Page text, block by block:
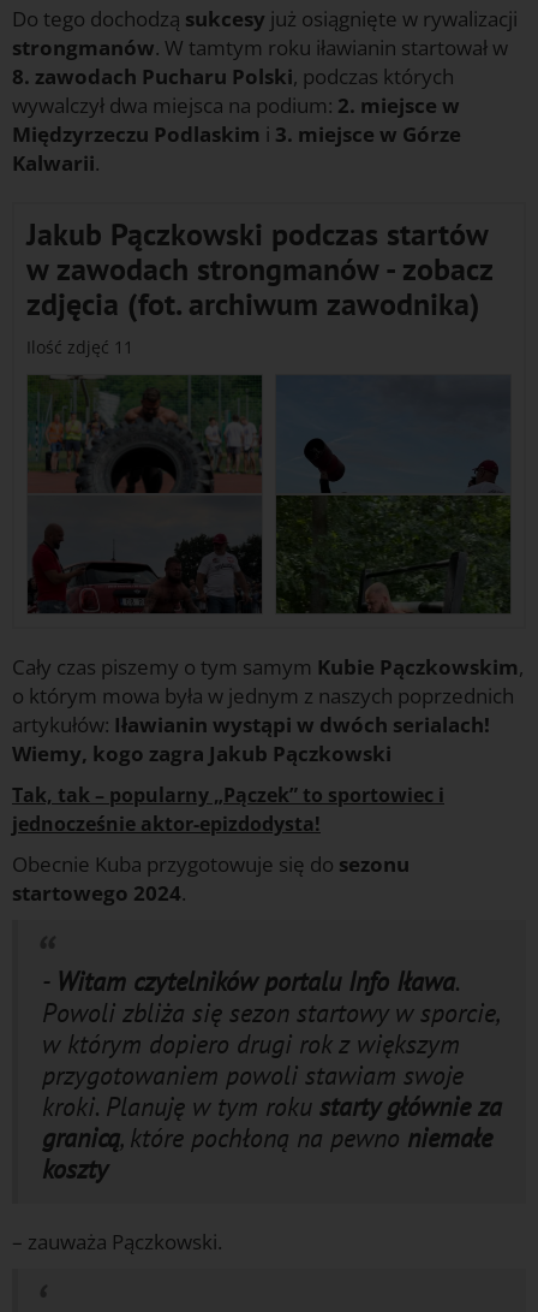
Do tego dochodzą sukcesy już osiągnięte w rywalizacji
strongmanów. W tamtym roku iławianin startował w
8. zawodach Pucharu Polski, podczas których
wywalczył dwa miejsca na podium: 2. miejsce w
Międzyrzeczu Podlaskim i 3. miejsce w Górze
Kalwarii.
Jakub Pączkowski podczas startów
w zawodach strongmanów - zobacz
zdjęcia (fot. archiwum zawodnika)
Ilość zdjęć 11
Cały czas piszemy o tym samym Kubie Pączkowskim,
o którym mowa była w jednym z naszych poprzednich
artykułów: Iławianin wystąpi w dwóch serialach!
Wiemy, kogo zagra Jakub Pączkowski
Tak, tak – popularny „Pączek” to sportowiec i
jednocześnie aktor-epizdodysta!
Obecnie Kuba przygotowuje się do sezonu
startowego 2024.
- Witam czytelników portalu Info Iława.
Powoli zbliża się sezon startowy w sporcie,
w którym dopiero drugi rok z większym
przygotowaniem powoli stawiam swoje
kroki. Planuję w tym roku starty głównie za
granicą, które pochłoną na pewno niemałe
koszty
– zauważa Pączkowski.